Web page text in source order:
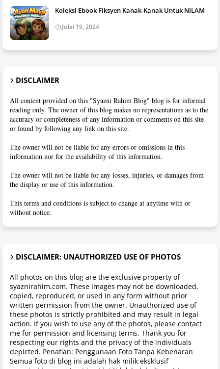
Koleksi Ebook Fiksyen Kanak-Kanak Untuk NILAM
Julai 19, 2024
DISCLAIMER
All content provided on this "Syazni Rahim Blog" blog is for informal
reading only. The owner of this blog makes no representations as to the
accuracy or completeness of any information or comments on this site
or found by following any link on this site.
The owner will not be liable for any errors or omissions in this
information nor for the availability of this information.
The owner will not be liable for any losses, injuries, or damages from
the display or use of this information.
This terms and conditions is subject to change at anytime with or
without notice.
DISCLAIMER: UNAUTHORIZED USE OF PHOTOS
All photos on this blog are the exclusive property of
syaznirahim.com. These images may not be downloaded,
copied, reproduced, or used in any form without prior
written permission from the owner. Unauthorized use of
these photos is strictly prohibited and may result in legal
action. If you wish to use any of the photos, please contact
me for permission and licensing terms. Thank you for
respecting our rights and the privacy of the individuals
depicted. Penafian: Penggunaan Foto Tanpa Kebenaran
Semua foto di blog ini adalah hak milik eksklusif